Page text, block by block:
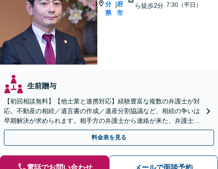
分
県
|府
市
ら徒歩2分 7:30（平日）
生前贈与
【初回相談無料】【他士業と連携対応】経験豊富な複数の弁護士が対
応。不動産の相続／遺言書の作成／遺産分割協議など、相続の争いは
早期解決が求められます。相手方の弁護士から連絡が来た、弁護士へ
の依頼を具体的に検討している方はご相談ください。
料金表を見る
電話でお問い合わせ メールで面談予約